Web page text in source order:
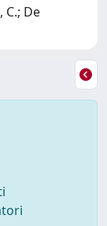
C.; De